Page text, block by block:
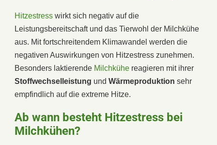
Hitzestress wirkt sich negativ auf die
Leistungsbereitschaft und das Tierwohl der Milchkühe
aus. Mit fortschreitendem Klimawandel werden die
negativen Auswirkungen von Hitzestress zunehmen.
Besonders laktierende Milchkühe reagieren mit ihrer
Stoffwechselleistung und Wärmeproduktion sehr
empfindlich auf die extreme Hitze.
Ab wann besteht Hitzestress bei
Milchkühen?